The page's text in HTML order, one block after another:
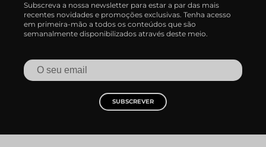
Subscreva a nossa newsletter para estar a par das mais
recentes novidades e promoções exclusivas. Tenha acesso
em primeira-mão a todos os conteúdos que são
semanalmente disponibilizados através deste meio.
SUBSCREVER